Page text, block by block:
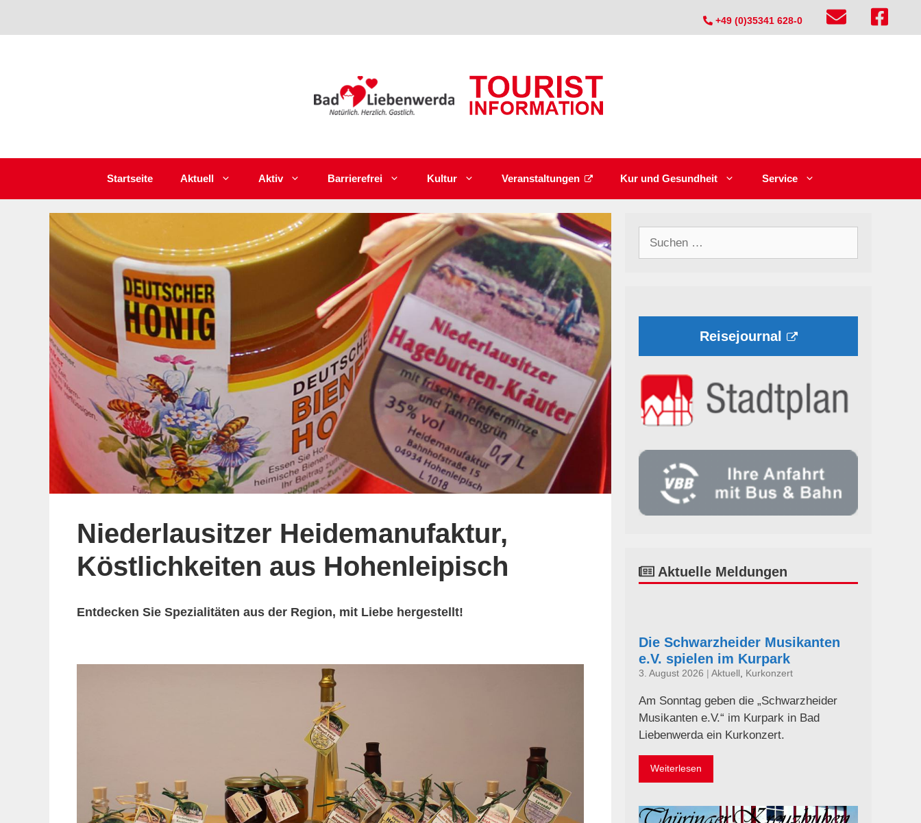
+49 (0)35341 628-0
Startseite Aktuell Aktiv Barrierefrei Kultur Veranstaltungen Kur und Gesundheit Service
Niederlausitzer Heidemanufaktur,
Köstlichkeiten aus Hohenleipisch
Entdecken Sie Spezialitäten aus der Region, mit Liebe hergestellt!
Reisejournal
Aktuelle Meldungen
Die Schwarzheider Musikanten
e.V. spielen im Kurpark
3. August 2026 Aktuell Kurkonzert
Am Sonntag geben die „Schwarzheider
Musikanten e.V.“ im Kurpark in Bad
Liebenwerda ein Kurkonzert.
Weiterlesen